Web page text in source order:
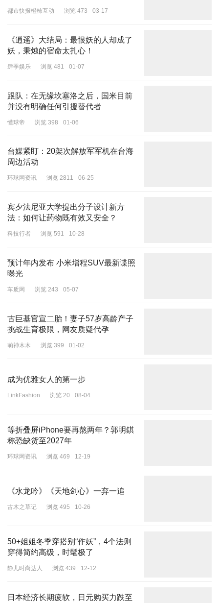
另一位和Angelababy同飞机的旅客也晒出了抓拍图，旅客称一觉醒
看，本人又瘦又美。
仔细看Angelababy上身穿着红色的新中式大褂，下身搭配白色休闲
裤，鞋子和帽子也是白色的，搭配得十分新颖。不过仔细看
Angelababy的衣服好裤子上皱皱巴巴的，头发也相当凌乱，想来是
粉丝夸赞Angelababy“戴眼镜好可爱”“像大学生”；还有人感慨终于和
众所周知，Angelababy于1月底解封后并未在内娱复工，而是跑到国
影。
都市快报橙柿互动 浏览 473 03-17
《逍遥》大结局：最恨妖的人却成了
妖，秉烛的宿命太扎心！
肆季娱乐 浏览 481 01-07
跟队：在无缘坎塞洛之后，国米目前
并没有明确任何引援替代者
懂球帝 浏览 398 01-06
台媒紧盯：20架次解放军军机在台海
周边活动
环球网资讯 浏览 2811 06-25
宾夕法尼亚大学提出分子设计新方
法：如何让药物既有效又安全？
科技行者 浏览 591 10-28
预计年内发布 小米增程SUV最新谍照
曝光
车质网 浏览 243 05-07
古巨基官宣二胎！妻子57岁高龄产子
挑战生育极限，网友质疑代孕
萌神木木 浏览 399 01-02
成为优雅女人的第一步
LinkFashion 浏览 20 08-04
等折叠屏iPhone要再熬两年？郭明錤
称恐缺货至2027年
环球网资讯 浏览 469 12-19
《水龙吟》《天地剑心》一弃一追
古木之草记 浏览 495 10-26
50+姐姐冬季穿搭别“作妖”，4个法则
穿得简约高级，时髦极了
静儿时尚达人 浏览 439 12-12
日本经济长期疲软，日元购买力跌至